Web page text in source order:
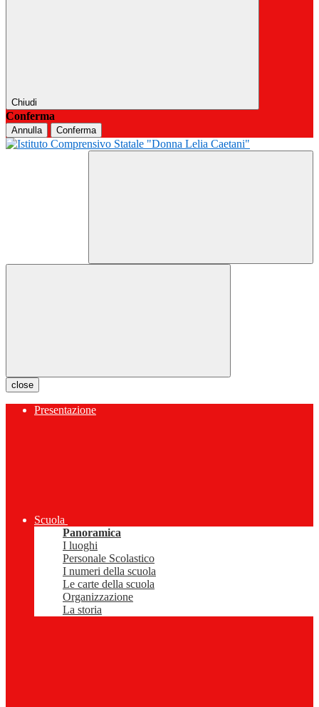
Chiudi
Conferma
Annulla Conferma
close
Presentazione
Scuola
Panoramica
I luoghi
Personale Scolastico
I numeri della scuola
Le carte della scuola
Organizzazione
La storia